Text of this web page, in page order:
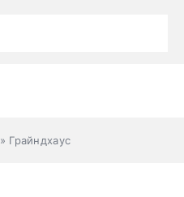
» Грайндхаус